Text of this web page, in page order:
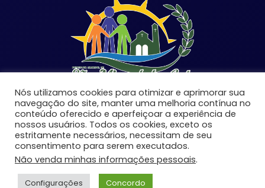
©Copyright 2026 | Prefeitura Municipal de São Miguel
do Anta-MG | Todos os direitos reservados.
Desenvolvido por:
Nós utilizamos cookies para otimizar e aprimorar sua
navegação do site, manter uma melhoria contínua no
conteúdo oferecido e aperfeiçoar a experiência de
nossos usuários. Todos os cookies, exceto os
estritamente necessários, necessitam de seu
consentimento para serem executados.
Não venda minhas informações pessoais.
Configurações Concordo